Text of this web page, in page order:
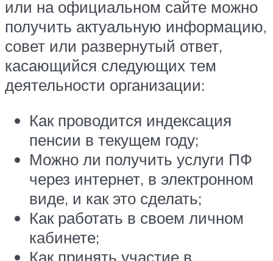
или на официальном сайте можно
получить актуальную информацию,
совет или развернутый ответ,
касающийся следующих тем
деятельности организации:
Как проводится индексация
пенсии в текущем году;
Можно ли получить услуги ПФ
через интернет, в электронном
виде, и как это сделать;
Как работать в своем личном
кабинете;
Как принять участие в